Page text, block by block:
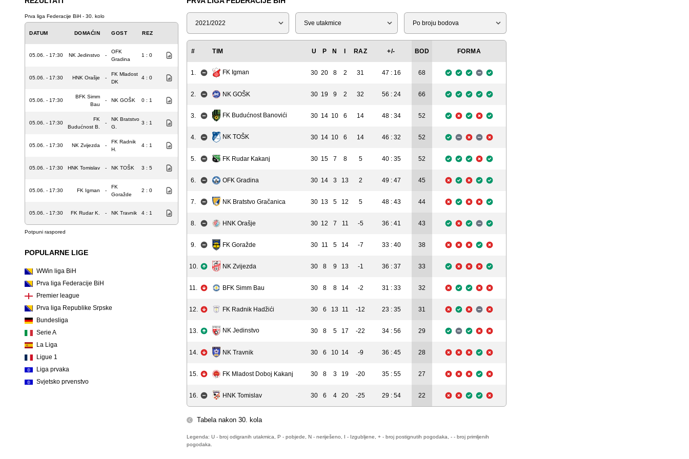
Prva liga Federacije BiH - 30. kolo
DATUM DOMAĆIN GOST REZ
05.06. - 17:30 NK Jedinstvo -
OFK
Gradina
1 : 0
05.06. - 17:30 HNK Orašje -
FK Mladost
DK
4 : 0
05.06. - 17:30
BFK Simm
Bau
- NK GOŠK 0 : 1
05.06. - 17:30
FK
Budućnost B.
-
NK Bratstvo
G.
3 : 1
05.06. - 17:30 NK Zvijezda -
FK Radnik
H.
4 : 1
05.06. - 17:30 HNK Tomislav - NK TOŠK 3 : 5
05.06. - 17:30 FK Igman -
FK
Goražde
2 : 0
05.06. - 17:30 FK Rudar K. - NK Travnik 4 : 1
Potpuni raspored
POPULARNE LIGE
WWin liga BiH
Prva liga Federacije BiH
Premier league
Prva liga Republike Srpske
Bundesliga
Serie A
La Liga
Ligue 1
Liga prvaka
Svjetsko prvenstvo
Sezona Tip Liga
# TIM U P N RAZ +/- BOD FORMA
1. FK Igman 30 20 8 2 31 47 : 16 68
2. NK GOŠK 30 19 9 2 32 56 : 24 66
3. FK Budućnost Banovići 30 14 10 6 14 48 : 34 52
4. NK TOŠK 30 14 10 6 14 46 : 32 52
5. FK Rudar Kakanj 30 15 7 8 5 40 : 35 52
6. OFK Gradina 30 14 3 13 2 49 : 47 45
7. NK Bratstvo Gračanica 30 13 5 12 5 48 : 43 44
8. HNK Orašje 30 12 7 11 -5 36 : 41 43
9. FK Goražde 30 11 5 14 -7 33 : 40 38
10. NK Zvijezda 30 8 9 13 -1 36 : 37 33
11. BFK Simm Bau 30 8 8 14 -2 31 : 33 32
12. FK Radnik Hadžići 30 6 13 11 -12 23 : 35 31
13. NK Jedinstvo 30 8 5 17 -22 34 : 56 29
14. NK Travnik 30 6 10 14 -9 36 : 45 28
15. FK Mladost Doboj Kakanj 30 8 3 19 -20 35 : 55 27
16. HNK Tomislav 30 6 4 20 -25 29 : 54 22
Tabela nakon 30. kola
Legenda: U - broj odigranih utakmica, P - pobjede, N - neriješeno, I - Izgubljene, + - broj postignutih pogodaka, - - broj primljenih
pogodaka.